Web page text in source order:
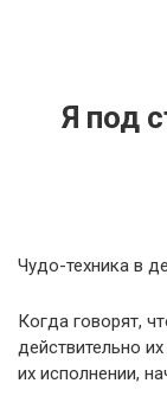
Я под
Чудо-техника в
Когда говорят,
действительно
их исполнении,